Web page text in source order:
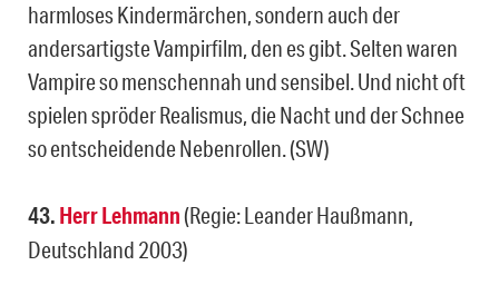
harmloses Kindermärchen, sondern auch der
andersartigste Vampirfilm, den es gibt. Selten waren
Vampire so menschennah und sensibel. Und nicht oft
spielen spröder Realismus, die Nacht und der Schnee
so entscheidende Nebenrollen. (SW)
43. Herr Lehmann(Regie: Leander Haußmann,
Deutschland 2003)